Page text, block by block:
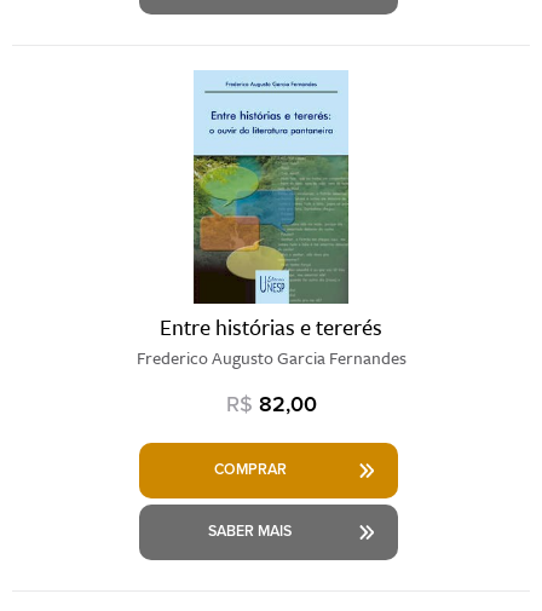
Entre histórias e tererés
Frederico Augusto Garcia Fernandes
R$ 82,00
COMPRAR
SABER MAIS